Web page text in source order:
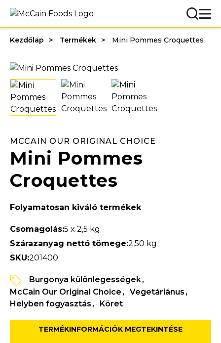
Kezdőlap Termékek Mini Pommes Croquettes
MCCAIN OUR ORIGINAL CHOICE
Mini Pommes
Croquettes
Folyamatosan kiváló termékek
Csomagolás:5 x 2,5 kg
Szárazanyag nettó tömege:2,50 kg
SKU:201400
Burgonya különlegességek
McCain Our Original Choice
Vegetáriánus
Helyben fogyasztás
Köret
TERMÉKINFORMÁCIÓK MEGTEKINTÉSE